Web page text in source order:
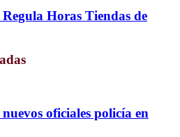
Horas Tiendas de
oficiales policía en